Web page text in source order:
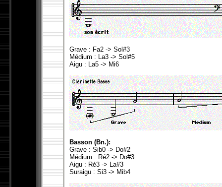
Grave : Fa2 -> Sol#3
Médium : La3 -> Sol#5
Aigu : La5 -> Mi6
Basson (Bn.):
Grave : Sib0 -> Do#2
Médium : Ré2 -> Do#3
Aigu : Ré3 -> La#3
Suraigu : Si3 -> Mib4